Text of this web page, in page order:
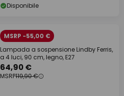
Disponibile
MSRP -55,00 €
Lampada a sospensione Lindby Ferris,
a 4 luci, 90 cm, legno, E27
64,90 €
MSRP119,90 €